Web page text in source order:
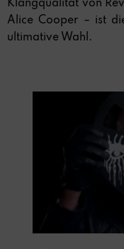
Klangqualität von
Alice Cooper – ist
ultimative Wahl.